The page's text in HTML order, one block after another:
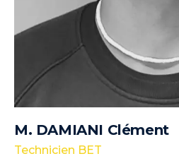
M. DAMIANI Clément
Technicien BET